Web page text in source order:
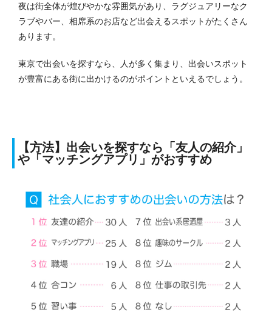
夜は街全体が煌びやかな雰囲気があり、ラグジュアリーなク
ラブやバー、相席系のお店など出会えるスポットがたくさん
あります。
東京で出会いを探すなら、人が多く集まり、出会いスポット
が豊富にある街に出かけるのがポイントといえるでしょう。
【方法】出会いを探すなら「友人の紹介」
や「マッチングアプリ」がおすすめ